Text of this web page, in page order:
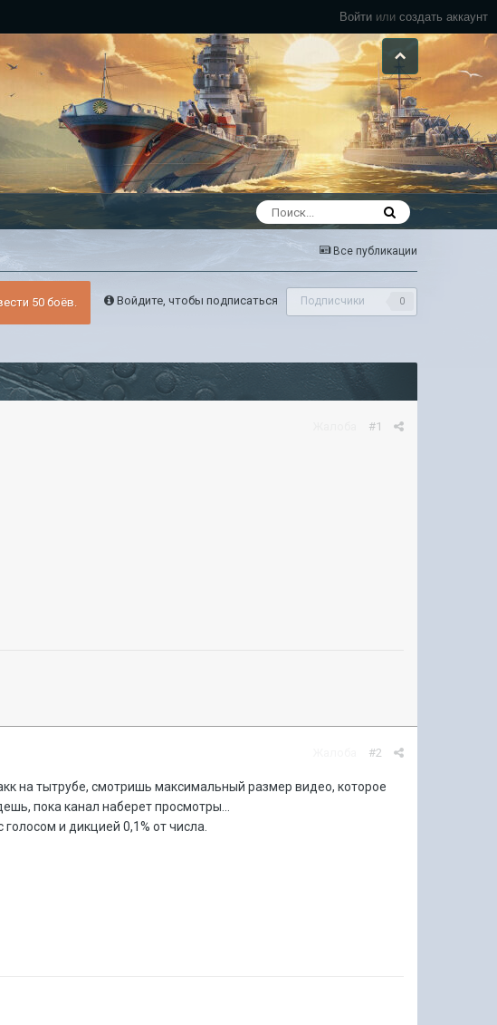
Войти или создать аккаунт
Все публикации
Войдите, чтобы подписаться Подписчики 0
50 боёв.
#1
#2
на тытрубе, смотришь максимальный размер видео, которое
пока канал наберет просмотры...
и дикцией 0,1% от числа.